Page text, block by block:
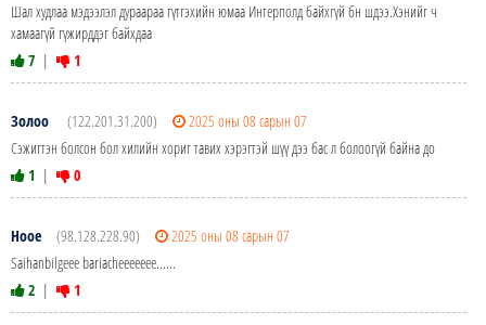
Шал худлаа мэдээлэл дураараа гүтгэхийн юмаа Интерполд байхгүй бн шдээ.Хэнийг ч
хамаагүй гүжирддэг байхдаа
7 | 1
Золоо (122.201.31.200)
2025 оны 08 сарын 07
Сэжигтэн болсон бол хилийн хориг тавих хэрэгтэй шүү дээ бас л болоогүй байна до
1 | 0
Hooe (98.128.228.90)
2025 оны 08 сарын 07
Saihanbilgeee bariacheeeeeee......
2 | 1